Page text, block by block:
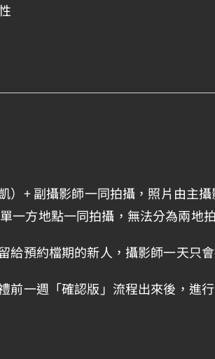
）+ 副攝影師一同拍攝，照片由主攝
單一方地點一同拍攝，無法分為兩
給預約檔期的新人，攝影師一天只
前一週「確認版」流程出來後，進